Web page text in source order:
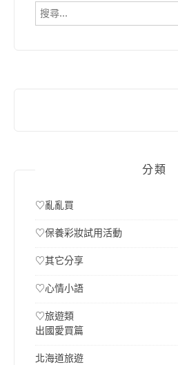
搜
尋
分類
♡亂亂買
♡保養彩妝試用活動
♡其它分享
♡心情小語
♡旅遊類
出國愛買篇
北海道旅遊